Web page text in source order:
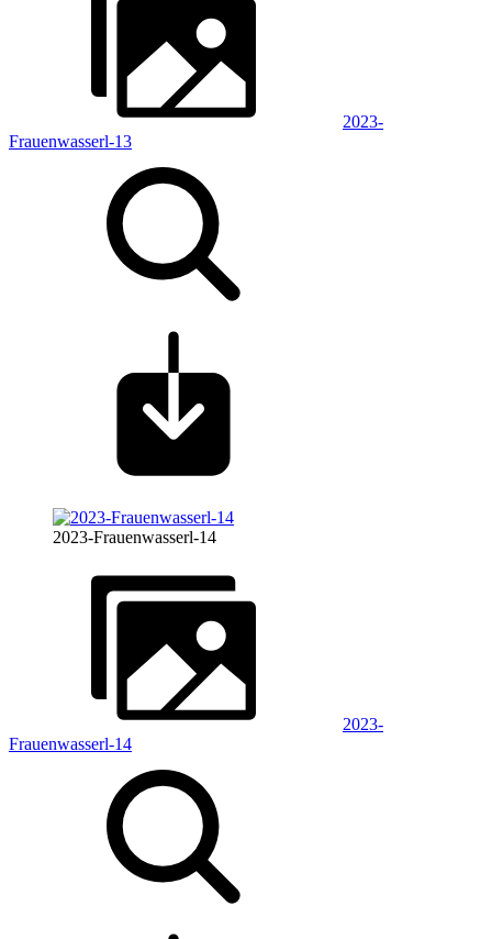
2023-
Frauenwasserl-13
2023-Frauenwasserl-14
2023-
Frauenwasserl-14